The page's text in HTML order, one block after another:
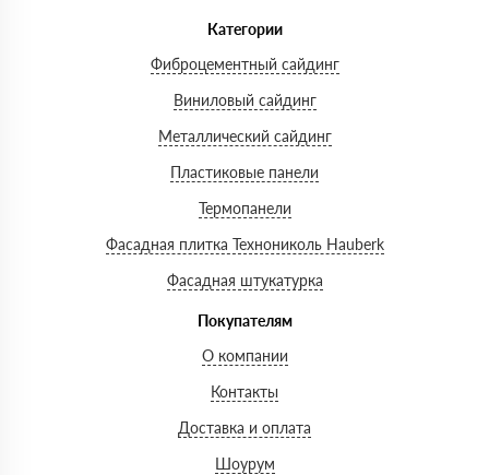
Категории
Фиброцементный сайдинг
Виниловый сайдинг
Металлический сайдинг
Пластиковые панели
Термопанели
Фасадная плитка Технониколь Hauberk
Фасадная штукатурка
Покупателям
О компании
Контакты
Доставка и оплата
Шоурум